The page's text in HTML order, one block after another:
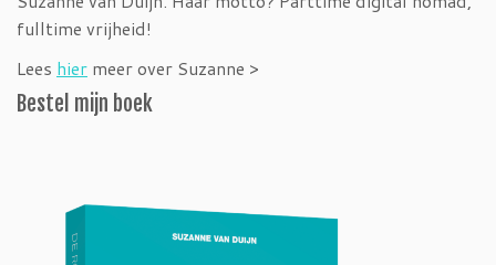
fulltime vrijheid!
Lees hier meer over Suzanne >
Bestel mijn boek